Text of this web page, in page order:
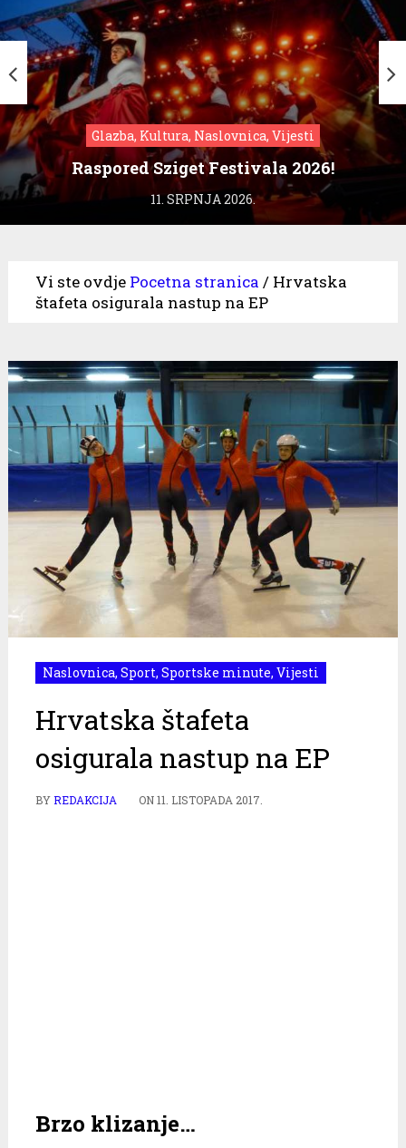
Glazba, Kultura, Naslovnica, Vijesti
Raspored Sziget Festivala 2026!
11. SRPNJA 2026.
Vi ste ovdje Pocetna stranica / Hrvatska
štafeta osigurala nastup na EP
Naslovnica, Sport, Sportske minute, Vijesti
Hrvatska štafeta
osigurala nastup na EP
BYREDAKCIJA ON11. LISTOPADA 2017.
Brzo klizanje…